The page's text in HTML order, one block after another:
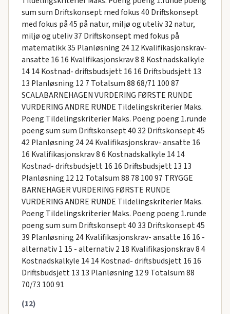
sum sum Driftskonsept med fokus 40 Driftskonsept
med fokus på 45 på natur, miljø og uteliv 32 natur,
miljø og uteliv 37 Driftskonsept med fokus på
matematikk 35 Planløsning 24 12 Kvalifikasjonskrav-
ansatte 16 16 Kvalifikasjonskrav 8 8 Kostnadskalkyle
14 14 Kostnad- driftsbudsjett 16 16 Driftsbudsjett 13
13 Planløsning 12 7 Totalsum 88 68/71 100 87
SCALABARNEHAGEN VURDERING FØRSTE RUNDE
VURDERING ANDRE RUNDE Tildelingskriterier Maks.
Poeng Tildelingskriterier Maks. Poeng poeng 1.runde
poeng sum sum Driftskonsept 40 32 Driftskonsept 45
42 Planløsning 24 24 Kvalifikasjonskrav- ansatte 16
16 Kvalifikasjonskrav 8 6 Kostnadskalkyle 14 14
Kostnad- driftsbudsjett 16 16 Driftsbudsjett 13 13
Planløsning 12 12 Totalsum 88 78 100 97 TRYGGE
BARNEHAGER VURDERING FØRSTE RUNDE
VURDERING ANDRE RUNDE Tildelingskriterier Maks.
Poeng Tildelingskriterier Maks. Poeng poeng 1.runde
poeng sum sum Driftskonsept 40 33 Driftskonsept 45
39 Planløsning 24 Kvalifikasjonskrav- ansatte 16 16 -
alternativ 1 15 - alternativ 2 18 Kvalifikasjonskrav 8 4
Kostnadskalkyle 14 14 Kostnad- driftsbudsjett 16 16
Driftsbudsjett 13 13 Planløsning 12 9 Totalsum 88
70/73 100 91
(12)